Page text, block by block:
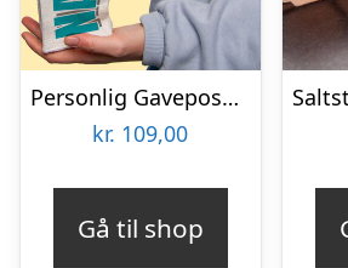
Personlig Gavepose til vin med Tekst
kr. 109,00
Gå til shop